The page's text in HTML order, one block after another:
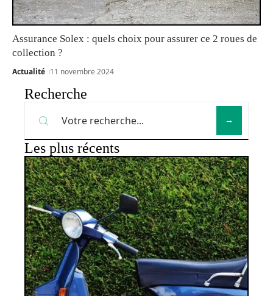
Assurance Solex : quels choix pour assurer ce 2 roues de
collection ?
Actualité 11 novembre 2024
Recherche
Les plus récents